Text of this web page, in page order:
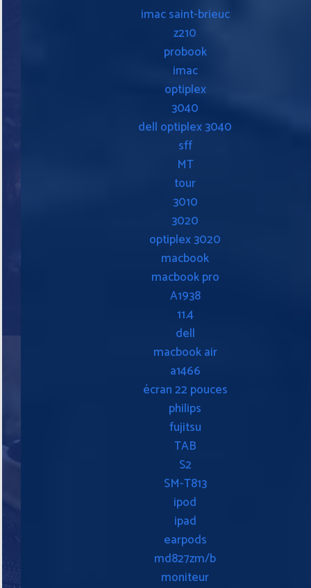
imac saint-brieuc
z210
probook
imac
optiplex
3040
dell optiplex 3040
sff
MT
tour
3010
3020
optiplex 3020
macbook
macbook pro
A1938
11.4
dell
macbook air
a1466
écran 22 pouces
philips
fujitsu
TAB
S2
SM-T813
ipod
ipad
earpods
md827zm/b
moniteur